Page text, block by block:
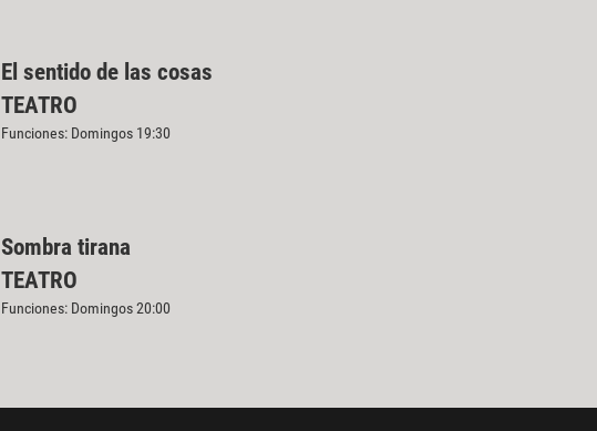
El sentido de las cosas
TEATRO
Funciones: Domingos 19:30
Sombra tirana
TEATRO
Funciones: Domingos 20:00